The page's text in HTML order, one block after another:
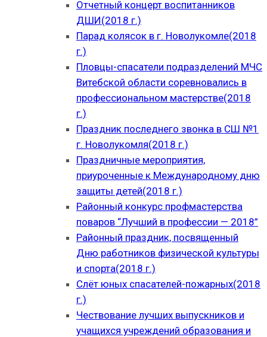
Отчетный концерт воспитанников
ДШИ(2018 г.)
Парад колясок в г. Новолукомле(2018
г.)
Пловцы-спасатели подразделений МЧС
Витебской области соревновались в
профессиональном мастерстве(2018
г.)
Праздник последнего звонка в СШ №1
г. Новолукомля(2018 г.)
Праздничные мероприятия,
приуроченные к Международному дню
защиты детей(2018 г.)
Районный конкурс профмастерства
поваров “Лучший в профессии — 2018”
Районный праздник, посвященный
Дню работников физической культуры
и спорта(2018 г.)
Слёт юных спасателей-пожарных(2018
г.)
Чествование лучших выпускников и
учащихся учреждений образования и